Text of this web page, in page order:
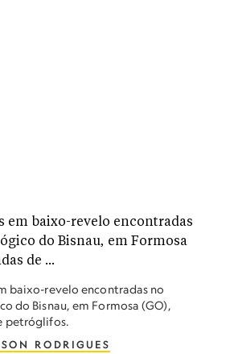
baixo-revelo encontradas no
do Bisnau, em Formosa (GO),
petróglifos.
RODRIGUES